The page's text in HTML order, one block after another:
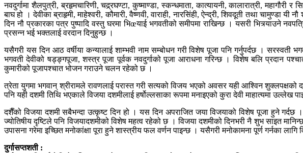
नवदुर्गामा शैलपुत्री, ब्रहृमचारिणी, चद्र्रघण्टा, कुष्माण्डा, स्कन्धमाता, कात्यायनी, कालारात्री,
बाघ हो । देवीका ब्राहृमी, माहेश्वरी, कौमारी, वैष्णवी, वाराही, नारसिंही, ऐन्द्री, शिवदूती तथा
दिन नौ प्रकारका पत्र पुष्पादि वस्तु घरमा भिœयाई भगवतीको समीपमा राखिन्छ । यसरी भित्र्याउने
प्रसन्न भई भक्तलाई वरदान दिनुहुन्छ ।
यसैगरी यस दिन आठ वर्षीया कन्यालाई शाम्भवी नाम सम्बोधन गरी विशेष पूजा पनि गर्नुपर्दछ ।
भगवती देवीको षड्ङ्गपूजा, शस्त्र पूजा पूर्वक नवदुर्गाको पूजा आराधना गरिन्छ । विशेष बलि प्रदान
कुमारीको पूजापश्चात भोजन गराउने चलन रहेको छ ।
त्रेता युगमा भगवान् श्रीरामले रावणलाई परास्त गरी सत्यको विजय भएको अवसर यही आश्विन शुक्लपक्षको
पनि यही दशमी तिथि भएकाले विजया दशमीलाई हर्षोल्लसाका रूपमा मनाइएको कुरा देवी माहात्यमा उल्लेख
दशैँको विजया दशमी सबैभन्दा उत्कृष्ट दिन हो । यस दिन अपराजित जया विजयाको विशेष पूजा हुने गर्दछ
ज्योतिषीय दृष्टिले पनि विजयादशमीको विशेष महत्व रहेको छ । विजया दशमीको दिनभरी नै शुभ साइत
उपासना गरेमा इच्छित मनोकांक्षा पूरा हुने शास्त्रीय फल वर्णन पाइन्छ । यसैगरी मनोकामना पूर्ण गर्नका
दुर्गासप्तशती :